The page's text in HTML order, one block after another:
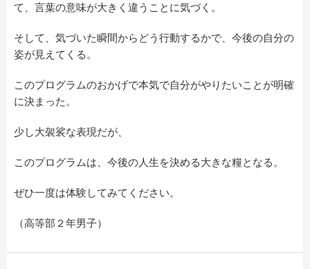
て、言葉の意味が大きく違うことに気づく。
そして、気づいた瞬間からどう行動するかで、今後の自分の
姿が見えてくる。
このプログラムのおかげで本気で自分がやりたいことが明確
に決まった。
少し大袈裟な表現だが、
このプログラムは、今後の人生を決める大きな糧となる。
ぜひ一度は体験してみてください。
（高等部２年男子）